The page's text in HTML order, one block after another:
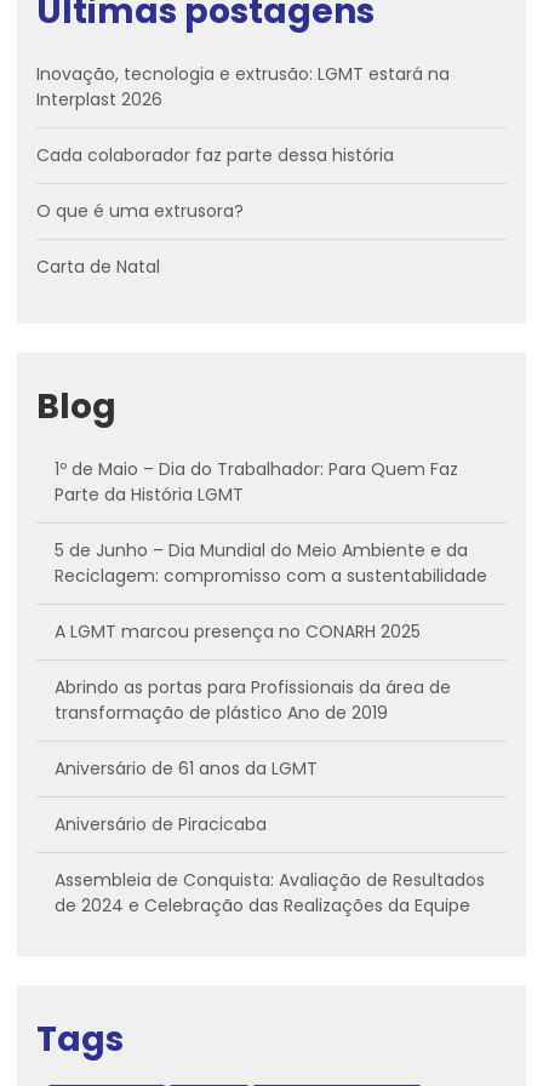
Últimas postagens
Inovação, tecnologia e extrusão: LGMT estará na
Interplast 2026
Cada colaborador faz parte dessa história
O que é uma extrusora?
Carta de Natal
Blog
1º de Maio – Dia do Trabalhador: Para Quem Faz
Parte da História LGMT
5 de Junho – Dia Mundial do Meio Ambiente e da
Reciclagem: compromisso com a sustentabilidade
A LGMT marcou presença no CONARH 2025
Abrindo as portas para Profissionais da área de
transformação de plástico Ano de 2019
Aniversário de 61 anos da LGMT
Aniversário de Piracicaba
Assembleia de Conquista: Avaliação de Resultados
de 2024 e Celebração das Realizações da Equipe
Bem-vindo ao Primeiro Dia da Feira Plástico Brasil
Tags